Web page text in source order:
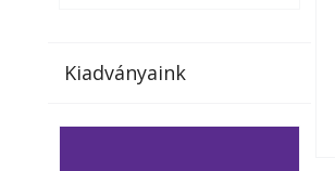
az otthonában, útközben vagy
elérhetők lapszámaink. Bárhol,
Kiadványaink